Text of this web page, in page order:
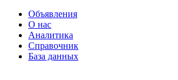
Объявления
О нас
Аналитика
Справочник
База данных